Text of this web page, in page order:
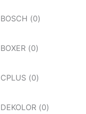
BOSCH (0)
BOXER (0)
CPLUS (0)
DEKOLOR (0)